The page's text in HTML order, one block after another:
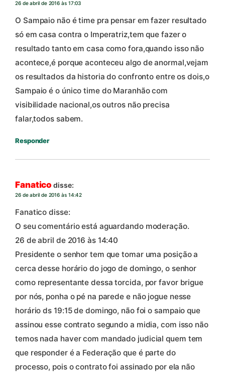
26 de abril de 2016 às 17:03
O Sampaio não é time pra pensar em fazer resultado
só em casa contra o Imperatriz,tem que fazer o
resultado tanto em casa como fora,quando isso não
acontece,é porque aconteceu algo de anormal,vejam
os resultados da historia do confronto entre os dois,o
Sampaio é o único time do Maranhão com
visibilidade nacional,os outros não precisa
falar,todos sabem.
Responder
Fanatico disse:
26 de abril de 2016 às 14:42
Fanatico disse:
O seu comentário está aguardando moderação.
26 de abril de 2016 às 14:40
Presidente o senhor tem que tomar uma posição a
cerca desse horário do jogo de domingo, o senhor
como representante dessa torcida, por favor brigue
por nós, ponha o pé na parede e não jogue nesse
horário ds 19:15 de domingo, não foi o sampaio que
assinou esse contrato segundo a midia, com isso não
temos nada haver com mandado judicial quem tem
que responder é a Federação que é parte do
processo, pois o contrato foi assinado por ela não